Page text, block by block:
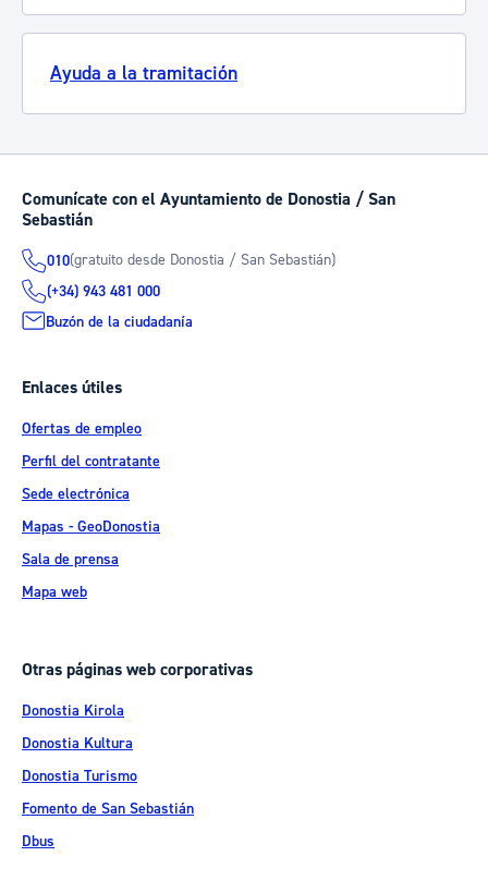
Ayuda a la tramitación
Comunícate con el Ayuntamiento de Donostia / San
Sebastián
010(gratuito desde Donostia / San Sebastián)
(+34) 943 481 000
Buzón de la ciudadanía
Enlaces útiles
Ofertas de empleo
Perfil del contratante
Sede electrónica
Mapas - GeoDonostia
Sala de prensa
Mapa web
Otras páginas web corporativas
Donostia Kirola
Donostia Kultura
Donostia Turismo
Fomento de San Sebastián
Dbus